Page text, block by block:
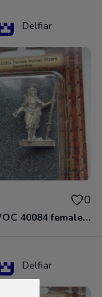
Delfiar
0
D&D - WOC 40084 female human wizard Miniature - Donjons Dragons
Delfiar